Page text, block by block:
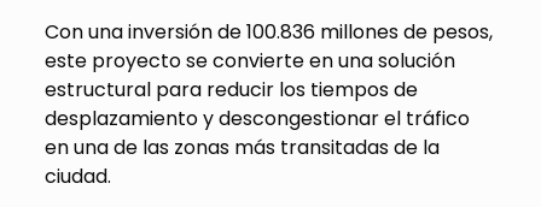
Con una inversión de 100.836 millones de pesos,
este proyecto se convierte en una solución
estructural para reducir los tiempos de
desplazamiento y descongestionar el tráfico
en una de las zonas más transitadas de la
ciudad.